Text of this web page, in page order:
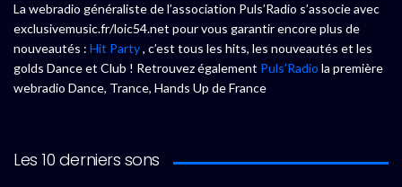
La webradio généraliste de l’association Puls’Radio s’associe avec
exclusivemusic.fr/loic54.net pour vous garantir encore plus de
nouveautés : Hit Party, c’est tous les hits, les nouveautés et les
golds Dance et Club ! Retrouvez également Puls’Radio la première
webradio Dance, Trance, Hands Up de France
Les 10 derniers sons